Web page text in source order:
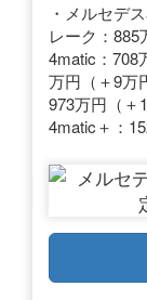
・メルセデ
レーク：885
4matic：708
万円（＋9万
973万円（＋
4matic＋：